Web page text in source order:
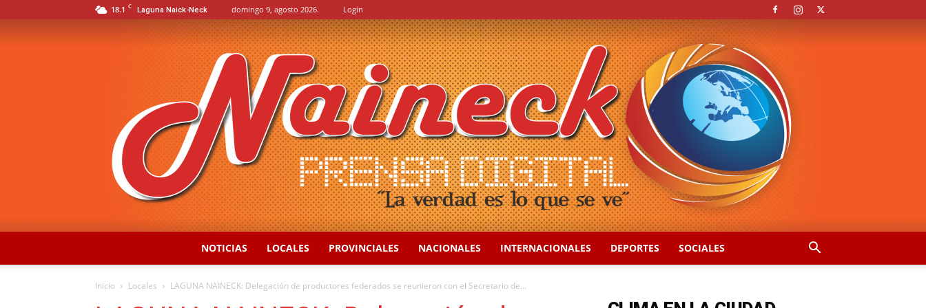
18.1 C Laguna Naick-Neck domingo 9, agosto 2026. Login
NOTICIAS LOCALES PROVINCIALES NACIONALES INTERNACIONALES DEPORTES SOCIALES
Inicio Locales LAGUNA NAINECK: Delegación de productores federados se reunieron con el Secretario de...